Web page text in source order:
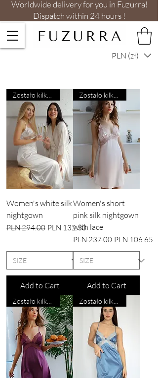
Worldwide delivery for you in Fuzurra!
Dispatch within 24 hours !
PLN (zł)
Women's white silk
nightgown
Regular Price
PLN 294.00 Sale Price
PLN 132.30
Add to Cart
Women's short
pink silk nightgown
with lace
Regular Price
PLN 237.00 Sale Price
PLN 106.65
Add to Cart